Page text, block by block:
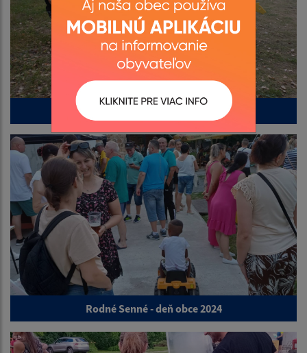
Rodné Senné - deň obce 2024